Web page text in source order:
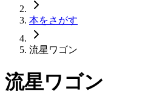
本をさがす
流星ワゴン
流星ワゴン